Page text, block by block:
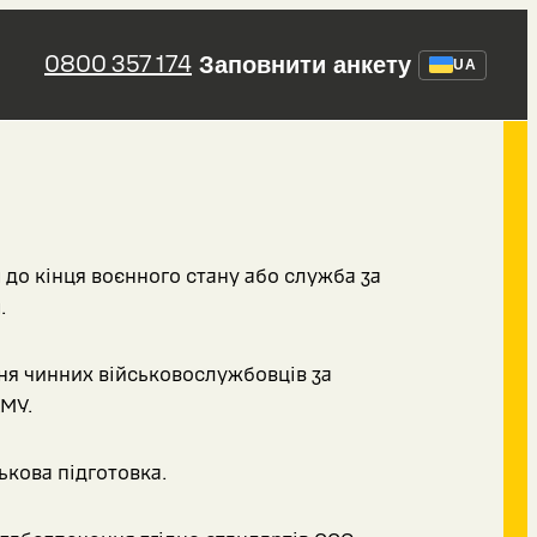
0800 357 174 Заповнити анкету UA
до кінця воєнного стану або служба за
чинних військовослужбовців за
підготовка.